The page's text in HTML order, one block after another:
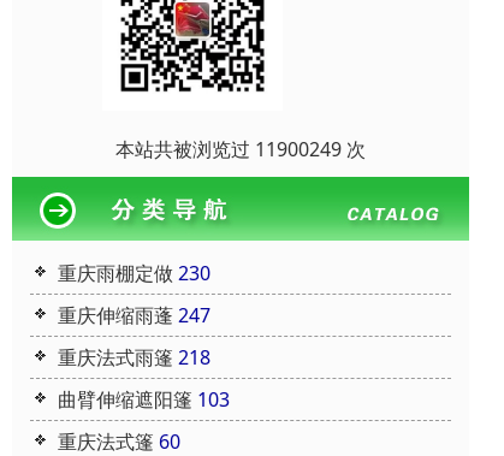
本站共被浏览过 11900249 次
重庆雨棚定做230
重庆伸缩雨蓬247
重庆法式雨篷 218
曲臂伸缩遮阳篷 103
重庆法式篷 60